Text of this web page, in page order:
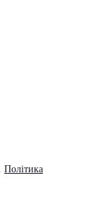
Політика